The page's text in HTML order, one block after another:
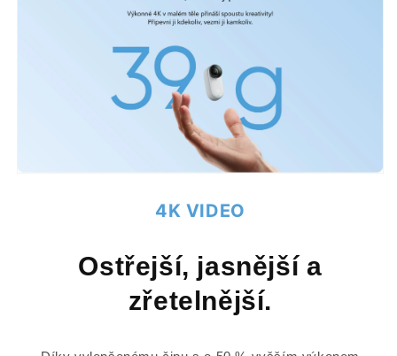
4K VIDEO
Ostřejší, jasnější a
zřetelnější.